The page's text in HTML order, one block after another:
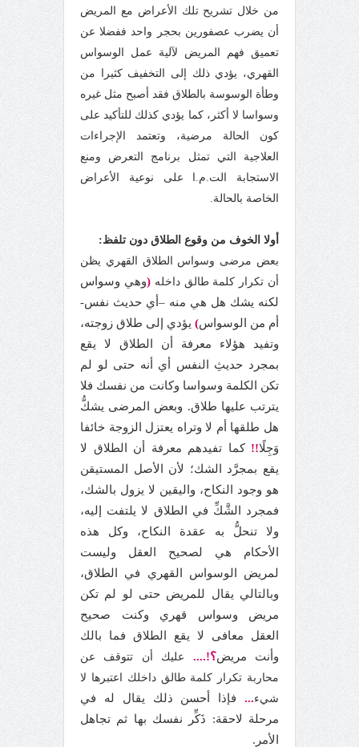
من خلال تشريح تلك الأعراض مع المريض
أن يضرب عصفورين بحجر واحد ففضلا عن
تعميق فهم المريض لآلية عمل الوسواس
القهري، يؤدي ذلك إلى التخفيف كثيرا من
وطأة الوسوسة بالطلاق فقد أصبح مثل غيره
وسواسا لا أكثر، كما يؤدي كذلك للتأكيد على
كون الحالة مرضية، وتعتمد الإجراءات
العلاجية التي تمثل برنامج التعرض ومنع
الاستجابة الت.م.ا على نوعية الأعراض
الخاصة بالحالة.
أولا الخوف من وقوع الطلاق دون تلفظ:
بعض مرضى وسواس الطلاق القهري يظن
أن تكرار كلمة طالق داخله(وهي وسواس
لكنه يشك هل هي منه –أي حديث نفس-
أم من الوسواس) يؤدي إلى طلاق زوجته،
وتفيد هؤلاء معرفة أن الطلاق لا يقع
بمجرد حديثِ النفس أي أنه حتى لو لم
تكن الكلمة وسواسا وكانت من نفسك فلا
يترتب عليها طلاق. وبعض المرضى يشكُّ
هل طلقها أم لا وتراه يعتزل الزوجة خائفا
وَجِلًا!! كما تفيدهم معرفة أن الطلاق لا
يقع بمجرَّد الشك؛ لأن الأصل المستيقن
هو وجود النكاح، واليقين لا يزول بالشك،
فمجرد الشَّكِّ في الطلاق لا يلتفت إليه،
ولا تنحلُّ به عقدة النكاح، وكل هذه
الأحكام هي لصحيح العقل وليست
لمريض الوسواس القهري في الطلاق،
وبالتالي يقال للمريض حتى لو لم تكن
مريض وسواس قهري وكنت صحيح
العقل معافى لا يقع الطلاق فما بالك
وأنت مريض؟!.... عليك أن تتوقف عن
محاربة تكرار كلمة طالق داخلك اعتبرها لا
شيء... فإذا أحسن ذلك يقال له في
مرحلة لاحقة: ذَكِّر نفسك بها ثم تجاهل
الأمر.